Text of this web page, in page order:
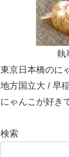
執
東京日本橋のに
地方国立大 / 早
にゃんこが好き
検索